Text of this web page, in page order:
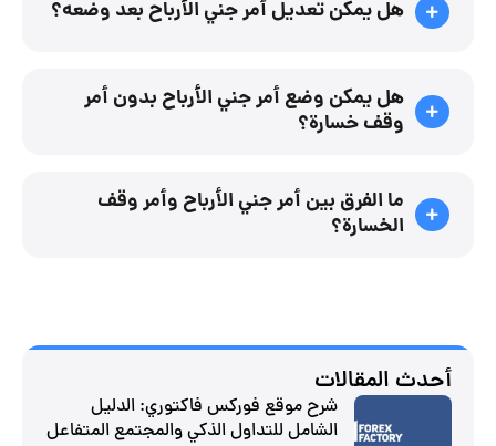
هل يمكن تعديل أمر جني الأرباح بعد وضعه؟
هل يمكن وضع أمر جني الأرباح بدون أمر
وقف خسارة؟
ما الفرق بين أمر جني الأرباح وأمر وقف
الخسارة؟
أحدث المقالات
شرح موقع فوركس فاكتوري: الدليل
الشامل للتداول الذكي والمجتمع المتفاعل